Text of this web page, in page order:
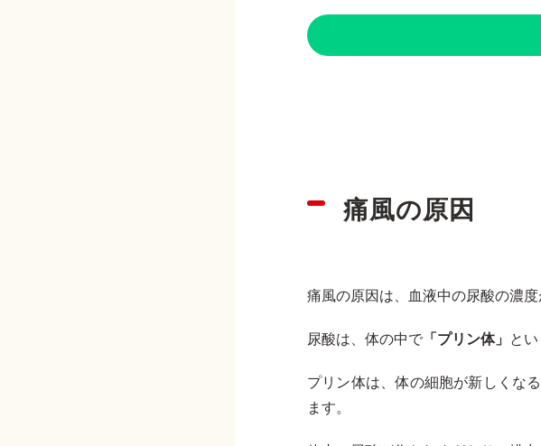
痛風の原因
痛風の原因は、血液中の尿酸の濃度
尿酸は、体の中で 「プリン体」 と
プリン体は、体の細胞が新しくな
ます。